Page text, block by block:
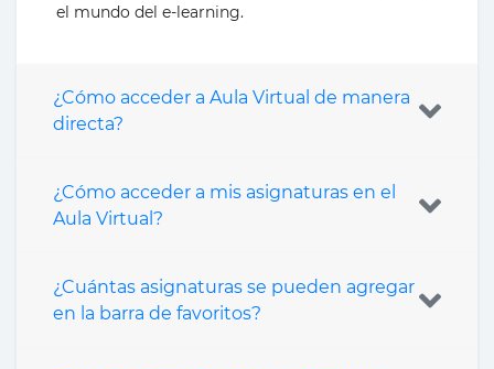
el mundo del e-learning.
¿Cómo acceder a Aula Virtual de manera
directa?
¿Cómo acceder a mis asignaturas en el
Aula Virtual?
¿Cuántas asignaturas se pueden agregar
en la barra de favoritos?